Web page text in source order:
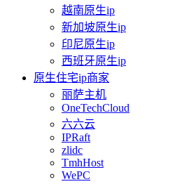
越南原生ip
新加坡原生ip
印尼原生ip
西班牙原生ip
原生住宅ip商家
丽萨主机
OneTechCloud
六六云
IPRaft
zlidc
TmhHost
WePC